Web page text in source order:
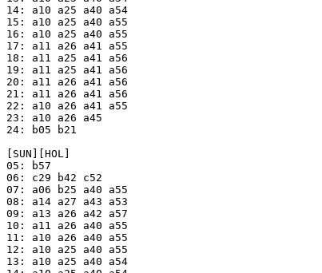
14: a10 a25 a40 a54
15: a10 a25 a40 a55
16: a10 a25 a40 a55
17: a11 a26 a41 a55
18: a11 a25 a41 a56
19: a11 a25 a41 a56
20: a11 a26 a41 a56
21: a11 a26 a41 a56
22: a10 a26 a41 a55
23: a10 a26 a45
24: b05 b21
[SUN][HOL]
05: b57
06: c29 b42 c52
07: a06 b25 a40 a55
08: a14 a27 a43 a53
09: a13 a26 a42 a57
10: a11 a26 a40 a55
11: a10 a26 a40 a55
12: a10 a25 a40 a55
13: a10 a25 a40 a54